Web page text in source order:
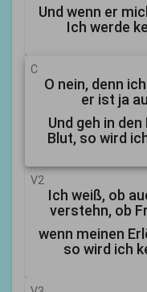
Und wenn er
Ich werde
C
O nein, denn
er ist ja
Und geh in
Blut, so wird
V2
Ich weiß, ob
verstehn, ob
wenn meinen
so wird ich